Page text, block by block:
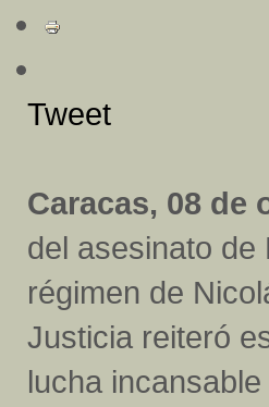
Tweet
Caracas, 08 de
del asesinato de
régimen de
Justicia reiteró
lucha